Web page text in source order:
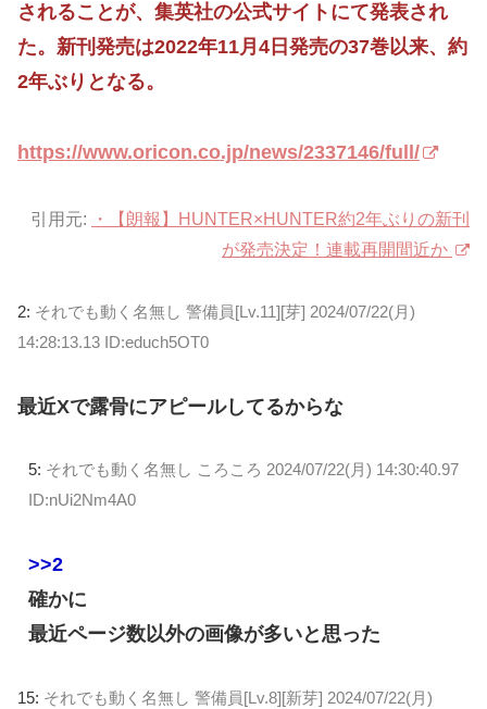
されることが、集英社の公式サイトにて発表され
た。新刊発売は2022年11月4日発売の37巻以来、約
2年ぶりとなる。
https://www.oricon.co.jp/news/2337146/full/
引用元:
・【朗報】HUNTER×HUNTER約2年ぶりの新刊
が発売決定！連載再開間近か
2: それでも動く名無し 警備員[Lv.11][芽] 2024/07/22(月)
14:28:13.13 ID:educh5OT0
最近Xで露骨にアピールしてるからな
5: それでも動く名無し ころころ 2024/07/22(月) 14:30:40.97
ID:nUi2Nm4A0
>>2
確かに
最近ページ数以外の画像が多いと思った
15: それでも動く名無し 警備員[Lv.8][新芽] 2024/07/22(月)